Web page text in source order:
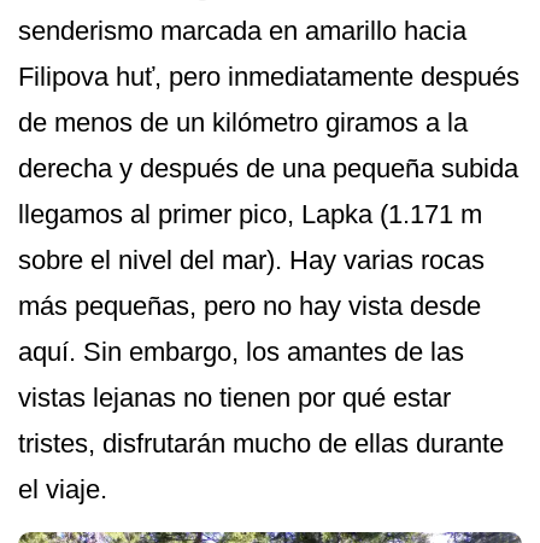
senderismo marcada en amarillo hacia
Filipova huť, pero inmediatamente después
de menos de un kilómetro giramos a la
derecha y después de una pequeña subida
llegamos al primer pico, Lapka (1.171 m
sobre el nivel del mar). Hay varias rocas
más pequeñas, pero no hay vista desde
aquí. Sin embargo, los amantes de las
vistas lejanas no tienen por qué estar
tristes, disfrutarán mucho de ellas durante
el viaje.